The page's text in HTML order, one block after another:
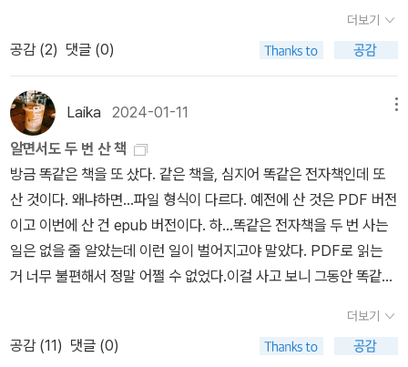
런 장면들을 읽는 동안 자신과 타인의 고통이 무감각한 인간으로서의
상태, 독자들은 한없는 연민과 아픔을 동시에 느끼지 않을 수가 없게
한다.- 고통은 줄어들고 기억은 희미해져.하지만 사라지지는 않아.읽
고서도 내가 생각한 이 책이 보여준 의도가 맞았는지, 아님 작가의 생
각이 전혀 다른 방향을 달리 하고서 이 책을 썼는지에 대한 궁금증이
정말 가시질 않는 몇 안 되는 책 중의 하나로 목록에 올렸다. 좋은 작
품을 접할 때 주위에서 읽어보라고 권하는 책들이 있는데 그중 이 작
품이 이에 속한다.내가 좋다고 느낀 작품이 타인에겐 맞지 않는 경우
도 있지만 이 작품을 추천해서 실패한 기억은 없다.(강추하는 작품 중
하나.)아직 읽어볼 기회가 없었던 분들이라면 후회하지 않을 작품으
로 그 이후 접한 작가의 작품들도 좋았지만 이 작품만큼 좋은 작품을
만나기란 쉽지 않을 것 같다.두고 읽어보아도 질리지가 않는 책, 재독
매했다. 이번 달 직장교육 교재로 구매, 빌 게이츠의 자서전이라고 하
고 싶은 책 내 돈으로 사서 읽고 리뷰 남기고 하루가 어떻게 가는지도
모를 정도로 재미나다. 늘 드는 생각이지만 재미있는 책들이 왜 이리
많은 거야? 이거 다 언제 읽지? 걱정보다는 설렘이다.
마침 개정판이 나와 있다는 사실도 알았고..압권(?)이라 느꼈던 1부..
의 느낌을 곱씹어 봐야 겠다...그리고 나서 책에 대한 이야기를 다시
살펴봐야 하지 않을까 싶다.^^책을 좋아하는 친구에게 쿤데라의 소설
이 어느 순간부터 재미나게 읽힌다고 말했다.친구는 1초의 망설임도
없이 아고타 크리스토프의 소설을 강력추천 했다.해서 나는 부랴부랴
도서관에 들러 '존재의 세 가지 거짓말'을 빌려왔더랬다.그런데 잘 읽
히지가 않았다.그렇게 어영부영 이 책은 내 기억에서 사라져가고 있
었는데,최근 다시 도서관에서 '존재의 세 가지 거짓말'을 보고는 자석
에 끌린 것처럼 책을 빌려왔다.더 놀라운 건 엄청난 속도로 읽어냈다
는 사실이다.이렇게까지 섬뜩하고 소름돋는 내용일거라고는 상상도
못했던 것 같다.그런데 이런 섬뜩함을 너무도 담담한 문체로 써내려
'존재의 세 가지 거짓말'중에 가장 강력한 거짓말(?)을 담고 있다.너
더보기
공감 (2) 댓글 (0)
Laika 2024-01-11
알면서도 두 번 산 책
방금 똑같은 책을 또 샀다. 같은 책을, 심지어 똑같은 전자책인데 또
산 것이다. 왜냐하면...파일 형식이 다르다. 예전에 산 것은 PDF 버전
이고 이번에 산 건 epub 버전이다. 하...똑같은 전자책을 두 번 사는
일은 없을 줄 알았는데 이런 일이 벌어지고야 말았다. PDF로 읽는
거 너무 불편해서 정말 어쩔 수 없었다.이걸 사고 보니 그동안 똑같은
으로 갖고 있다가 그걸 팔고 전자책으로 새로 산 것이다. 생각나는 책
들만 대강 검색해봤는데도 꽤 된다.-러시아 미술사 우선 <러시아 미
더보기
공감 (11) 댓글 (0)